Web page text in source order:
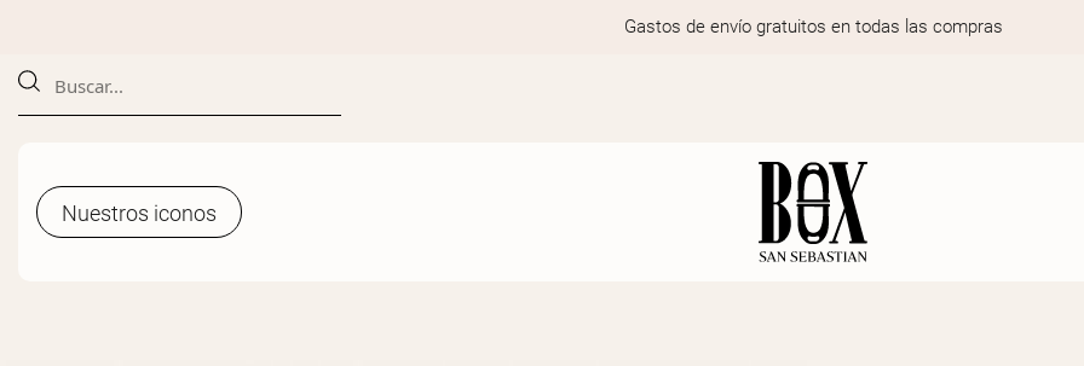
Gastos de envío gratuitos en todas las compras
Nuestros iconos
Nuestros iconos